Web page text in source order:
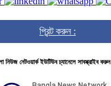
প্রিন্ট করুন :
নিউজ নেটওয়ার্ক ইউটিউব চ্যানেলে সাবস্ক্রাইব করুন